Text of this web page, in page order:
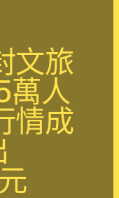
文旅
萬人
情成